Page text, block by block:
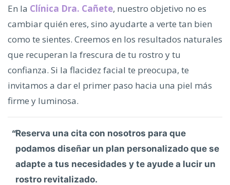
En la Clínica Dra. Cañete, nuestro objetivo no es
cambiar quién eres, sino ayudarte a verte tan bien
como te sientes. Creemos en los resultados naturales
que recuperan la frescura de tu rostro y tu
confianza. Si la flacidez facial te preocupa, te
invitamos a dar el primer paso hacia una piel más
firme y luminosa.
Reserva una cita con nosotros para que
podamos diseñar un plan personalizado que se
adapte a tus necesidades y te ayude a lucir un
rostro revitalizado.